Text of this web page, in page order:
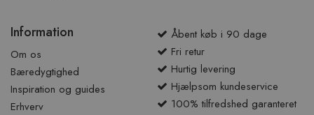
Information
Om os
Bæredygtighed
Inspiration og guides
Erhverv
Åbent køb i 90 dage
Fri retur
Hurtig levering
Hjælpsom kundeservice
100% tilfredshed garanteret